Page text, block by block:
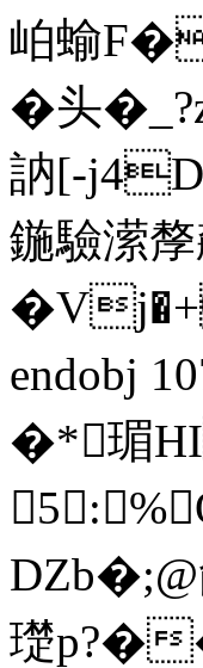
岶蝓
�头�
訥[-
鍦驗潆
�
endobj
�*瑂
璴p?�